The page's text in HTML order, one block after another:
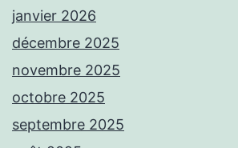
janvier 2026
décembre 2025
novembre 2025
octobre 2025
septembre 2025